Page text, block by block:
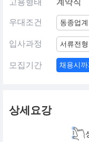
우대조건 동종업
입사과정 서류전형
모집기간 채용시까
상세요강